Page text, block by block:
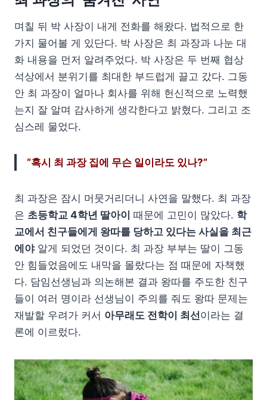
며칠 뒤 박 사장이 내게 전화를 해왔다. 법적으로 한
가지 물어볼 게 있단다. 박 사장은 최 과장과 나눈 대
화 내용을 먼저 알려주었다. 박 사장은 두 번째 협상
석상에서 분위기를 최대한 부드럽게 끌고 갔다. 그동
안 최 과장이 얼마나 회사를 위해 헌신적으로 노력했
는지 잘 알며 감사하게 생각한다고 밝혔다. 그리고 조
심스레 물었다.
“혹시 최 과장 집에 무슨 일이라도 있나?”
최 과장은 잠시 머뭇거리더니 사연을 말했다. 최 과장
은 초등학교 4학년 딸아이 때문에 고민이 많았다. 학
교에서 친구들에게 왕따를 당하고 있다는 사실을 최근
에야알게 되었던 것이다. 최 과장 부부는 딸이 그동
안 힘들었음에도 내막을 몰랐다는 점 때문에 자책했
다. 담임선생님과 의논해본 결과 왕따를 주도한 친구
들이 여러 명이라 선생님이 주의를 줘도 왕따 문제는
재발할 우려가 커서 아무래도 전학이 최선이라는 결
론에 이르렀다.